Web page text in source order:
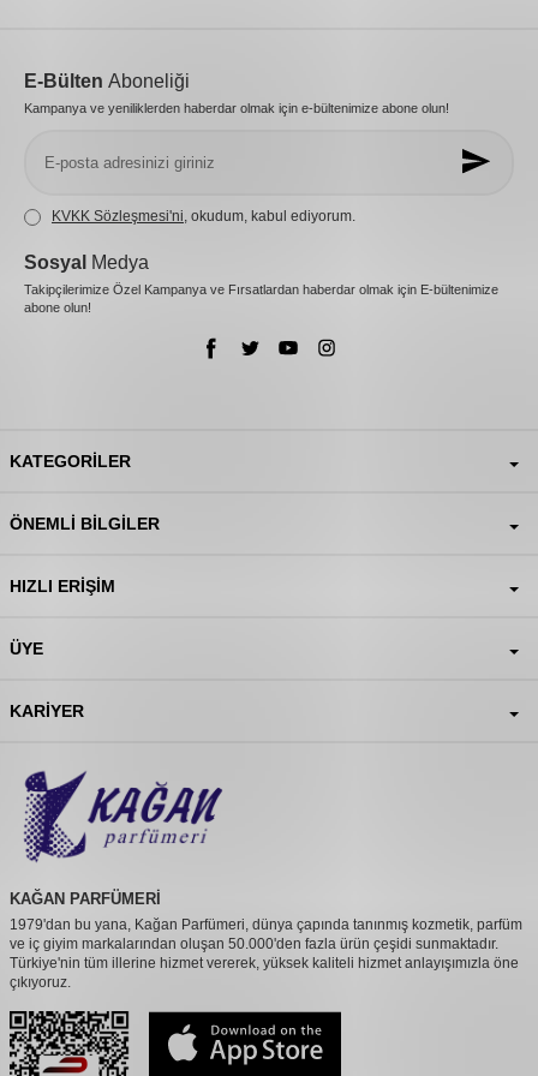
E-Bülten Aboneliği
Kampanya ve yeniliklerden haberdar olmak için e-bültenimize abone olun!
KVKK Sözleşmesi'ni , okudum, kabul ediyorum.
Sosyal Medya
Takipçilerimize Özel Kampanya ve Fırsatlardan haberdar olmak için E-bültenimize
abone olun!
KATEGORILER
ÖNEMLI BILGILER
HIZLI ERIŞIM
ÜYE
KARIYER
KAĞAN PARFÜMERİ
1979'dan bu yana, Kağan Parfümeri, dünya çapında tanınmış kozmetik, parfüm
ve iç giyim markalarından oluşan 50.000'den fazla ürün çeşidi sunmaktadır.
Türkiye'nin tüm illerine hizmet vererek, yüksek kaliteli hizmet anlayışımızla öne
çıkıyoruz.